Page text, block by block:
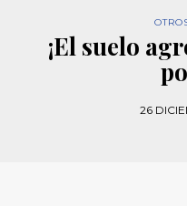
¡El suelo
26